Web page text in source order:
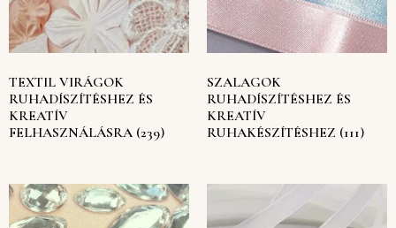
TEXTIL VIRÁGOK
RUHADÍSZÍTÉSHEZ ÉS
KREATÍV
FELHASZNÁLÁSRA (239)
SZALAGOK
RUHADÍSZÍTÉSHEZ ÉS
KREATÍV
RUHAKÉSZÍTÉSHEZ (111)